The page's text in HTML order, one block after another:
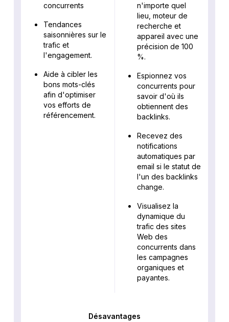
concurrents
Tendances
saisonnières sur le
trafic et
l'engagement.
Aide à cibler les
bons mots-clés
afin d'optimiser
vos efforts de
référencement.
n'importe quel
lieu, moteur de
recherche et
appareil avec une
précision de 100
%.
Espionnez vos
concurrents pour
savoir d'où ils
obtiennent des
backlinks.
Recevez des
notifications
automatiques par
email si le statut de
l'un des backlinks
change.
Visualisez la
dynamique du
trafic des sites
Web des
concurrents dans
les campagnes
organiques et
payantes.
Désavantages